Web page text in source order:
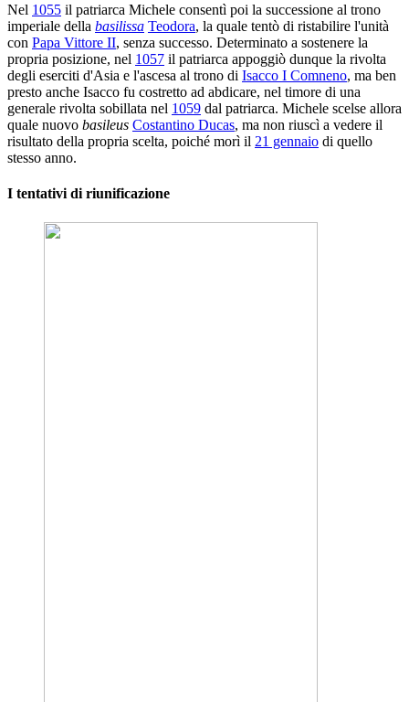
Nel 1055 il patriarca Michele consentì poi la successione al trono
imperiale della basilissa Teodora, la quale tentò di ristabilire l'unità
con Papa Vittore II, senza successo. Determinato a sostenere la
propria posizione, nel 1057 il patriarca appoggiò dunque la rivolta
degli eserciti d'Asia e l'ascesa al trono di Isacco I Comneno, ma ben
presto anche Isacco fu costretto ad abdicare, nel timore di una
generale rivolta sobillata nel 1059 dal patriarca. Michele scelse allora
quale nuovo basileus Costantino Ducas, ma non riuscì a vedere il
risultato della propria scelta, poiché morì il 21 gennaio di quello
stesso anno.
I tentativi di riunificazione